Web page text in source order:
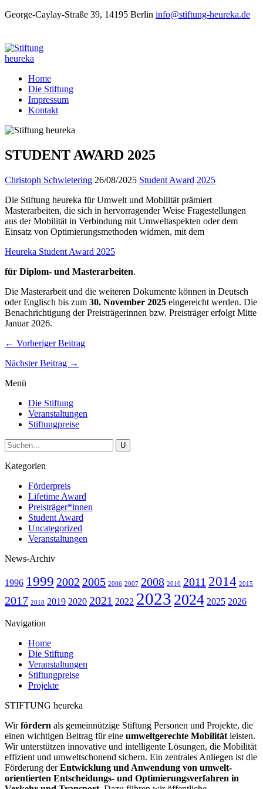
George-Caylay-Straße 39, 14195 Berlin info@stiftung-heureka.de
Home
Die Stiftung
Impressum
Kontakt
STUDENT AWARD 2025
Christoph Schwietering 26/08/2025 Student Award 2025
Die Stiftung heureka für Umwelt und Mobilität prämiert
Masterarbeiten, die sich in hervorragender Weise Fragestellungen
aus der Mobilität in Verbindung mit Umweltaspekten oder dem
Einsatz von Optimierungsmethoden widmen, mit dem
Heureka Student Award 2025
für Diplom- und Masterarbeiten.
Die Masterarbeit und die weiteren Dokumente können in Deutsch
oder Englisch bis zum 30. November 2025 eingereicht werden. Die
Benachrichtigung der Preisträgerinnen bzw. Preisträger erfolgt Mitte
Januar 2026.
← Vorheriger Beitrag
Nächster Beitrag →
Menü
Die Stiftung
Veranstaltungen
Stiftungpreise
Kategorien
Förderpreis
Lifetime Award
Preisträger*innen
Student Award
Uncategorized
Veranstaltungen
News-Archiv
1996 1999 2002 2005 2006 2007 2008 2010 2011 2014 2015
2017 2018 2019 2020 2021 2022 2023 2024 2025 2026
Navigation
Home
Die Stiftung
Veranstaltungen
Stiftungpreise
Projekte
STIFTUNG heureka
Wirfördern als gemeinnützige Stiftung Personen und Projekte, die
einen wichtigen Beitrag für eine umweltgerechte Mobilität leisten.
Wir unter­stützen innovative und intelligente Lösungen, die Mobilität
effizient und umweltschonend sichern. Ein zentrales Anliegen ist die
Förderung derEntwicklung und Anwendung von umwelt­
orientierten Entscheidungs- und Optimierungs­verfahren in